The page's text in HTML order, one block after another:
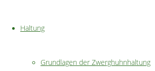
Haltung
Grundlagen der Zwerghuhnhaltung
wird man